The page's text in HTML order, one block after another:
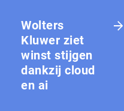
Wolters
Kluwer ziet
winst stijgen
dankzij cloud
en ai